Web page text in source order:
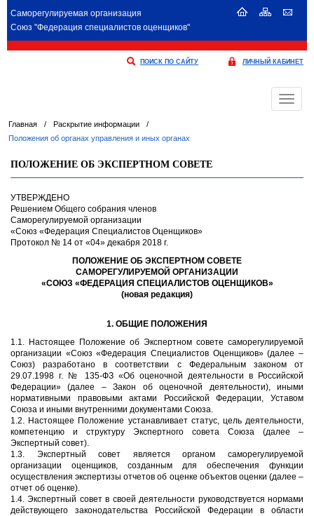
Саморегулируемая организация
Союз "Федерация специалистов оценщиков"
ПОИСК ПО САЙТУ ЛИЧНЫЙ КАБИНЕТ
Меню
Главная / Раскрытие информации
/
Положения об органах управления и иных органах
ПОЛОЖЕНИЕ ОБ ЭКСПЕРТНОМ СОВЕТЕ
УТВЕРЖДЕНО
Решением Общего собрания членов
Саморегулируемой организации
«Союз «Федерация Специалистов Оценщиков»
Протокол № 14 от «04» декабря 2018 г.
ПОЛОЖЕНИЕ ОБ ЭКСПЕРТНОМ СОВЕТЕ
САМОРЕГУЛИРУЕМОЙ ОРГАНИЗАЦИИ
«СОЮЗ «ФЕДЕРАЦИЯ СПЕЦИАЛИСТОВ ОЦЕНЩИКОВ»
(новая редакция)
1. ОБЩИЕ ПОЛОЖЕНИЯ
1.1. Настоящее Положение об Экспертном совете саморегулируемой
организации «Союз «Федерация Специалистов Оценщиков» (далее –
Союз) разработано в соответствии с Федеральным законом от
29.07.1998 г. № 135-ФЗ «Об оценочной деятельности в Российской
Федерации» (далее – Закон об оценочной деятельности), иными
нормативными правовыми актами Российской Федерации, Уставом
Союза и иными внутренними документами Союза.
1.2. Настоящее Положение устанавливает статус, цель деятельности,
компетенцию и структуру Экспертного совета Союза (далее –
Экспертный совет).
1.3. Экспертный совет является органом саморегулируемой
организации оценщиков, созданным для обеспечения функции
осуществления экспертизы отчетов об оценке объектов оценки (далее –
отчет об оценке).
1.4. Экспертный совет в своей деятельности руководствуется нормами
действующего законодательства Российской Федерации в области